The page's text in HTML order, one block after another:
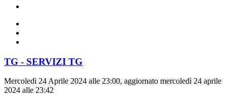
TG - SERVIZI TG
Mercoledì 24 Aprile 2024 alle 23:00, aggiornato mercoledì 24 aprile
2024 alle 23:42